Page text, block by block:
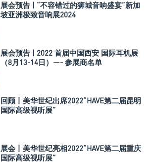
展会预告 | “不容错过的狮城音响盛宴”新加
坡亚洲极致音响展2024
展会预告 | 2022 首届中国西安 国际耳机展
（8月13-14日）—- 参展商名单
回顾丨美华世纪出席2022“HAVE第二届昆明
国际高级视听展”
展会丨美华世纪亮相2022“HAVE第二届重庆
国际高级视听展”